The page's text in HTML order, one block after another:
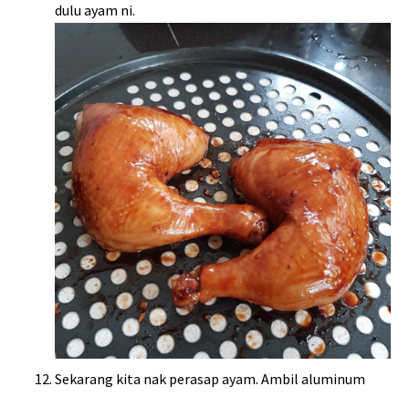
dulu ayam ni.
Sekarang kita nak perasap ayam. Ambil aluminum